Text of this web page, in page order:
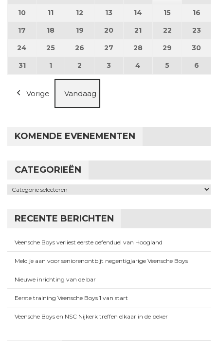
10 10 augustus 2026
11 11 augustus 2026
12 12 augustus 2026
13 13 augustus 2026
14 14 augustus 2026
15 15 16
17 17 augustus 2026
18 18 augustus 2026
19 19 augustus 2026
20 20 augustus 2026
21 21 augustus 2026
22 22 23
24 24 augustus 2026
25 25 augustus 2026
26 26 augustus 2026
27 27 augustus 2026
28 28 augustus 2026
29 29 30
3131 augustus 2026
1 1 september 2026
2 2 september 2026
3 3 september 2026
4 4 september 2026
5 5 6
Vorige Vandaag
KOMENDE EVENEMENTEN
CATEGORIEËN
Categorieën
RECENTE BERICHTEN
Veensche Boys verliest eerste oefenduel van Hoogland
Meld je aan voor seniorenontbijt negentigjarige Veensche Boys
Nieuwe inrichting van de bar
Eerste training Veensche Boys 1 van start
Veensche Boys en NSC Nijkerk treffen elkaar in de beker